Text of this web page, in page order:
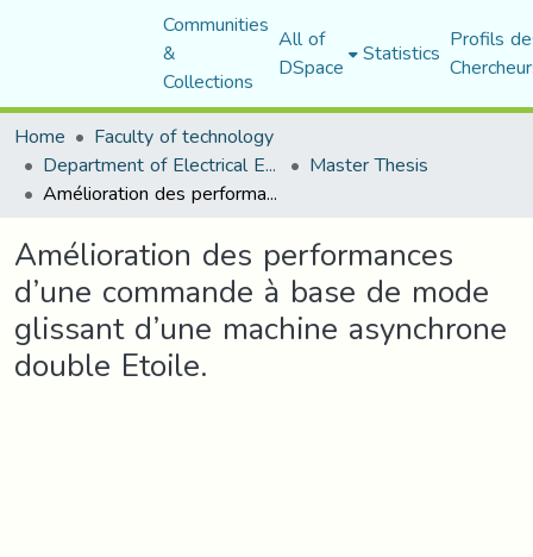
Communities
&
Collections
All of
DSpace Statistics Profils
Home
Faculty of technology
Department of Electrical Engineering Master Thesis
Amélioration des performances d’une commande à base de mode glissant d’une machine asynchrone double Etoile.
Amélioration des performances
d’une commande à base de mode
glissant d’une machine asynchrone
double Etoile.